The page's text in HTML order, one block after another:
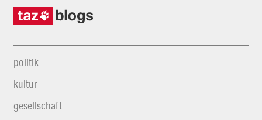
politik
kultur
gesellschaft